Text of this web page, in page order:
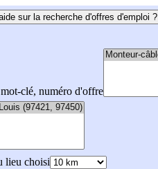
sur la recherche d'offres d'emploi ?
clé, numéro d'offre
lieu choisi